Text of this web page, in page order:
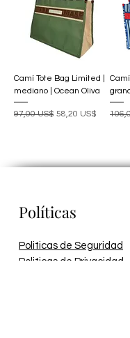
Camí Tote Bag Limited |
mediano | Ocean Oliva
Precio
97,00 US$ Precio de oferta
58,20 US$
Políticas
Politicas de Seguridad
Politicas de Privacidad